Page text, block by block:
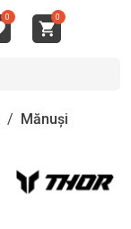
0 0
/ Mănuși